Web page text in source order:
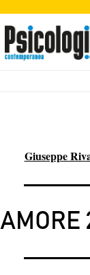
Giuseppe
AMORE